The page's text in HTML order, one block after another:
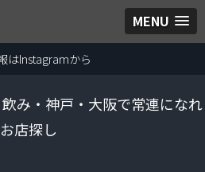
MENU
み・神戸・大阪で常連になれ
店探し
はInstagramから